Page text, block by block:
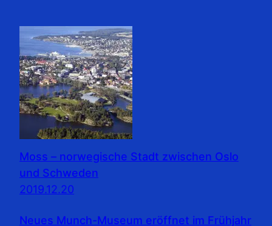
Moss – norwegische Stadt zwischen Oslo
und Schweden
2019.12.20
Neues Munch-Museum eröffnet im Frühjahr